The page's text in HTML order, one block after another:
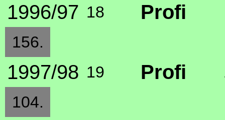
1996/97 18 Profi
156.
1997/98 19 Profi
104.